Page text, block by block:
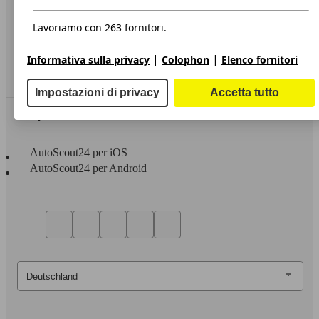
Dichiarazione di Accessibilità
Servizi
Area rivenditori
AutoScout24 per iOS
AutoScout24 per Android
Lavoriamo con 263 fornitori.
Informativa sulla privacy | Colophon | Elenco fornitori
Impostazioni di privacy Accetta tutto